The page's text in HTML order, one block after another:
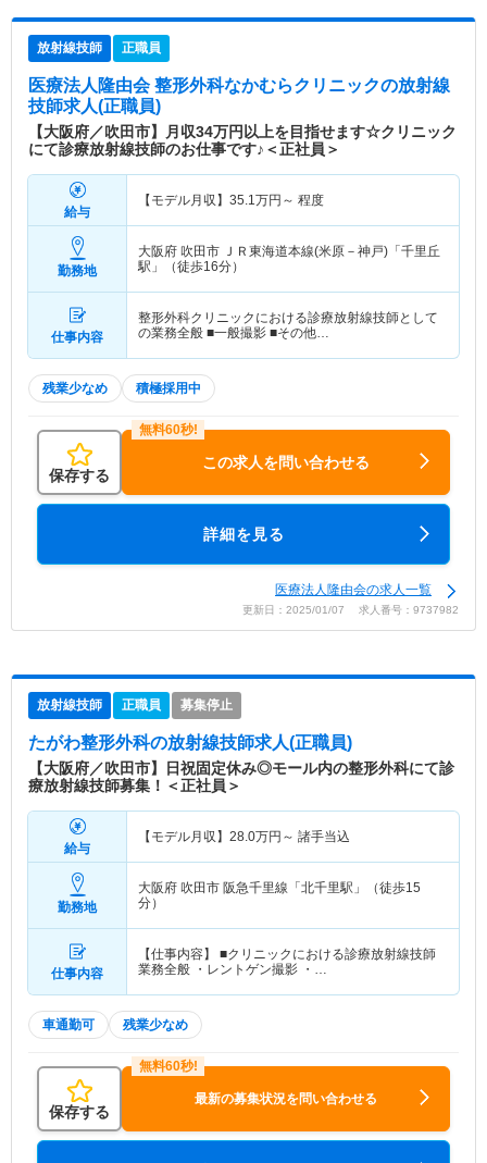
放射線技師 正職員
医療法人隆由会 整形外科なかむらクリニックの放射線
技師求人(正職員)
【大阪府／吹田市】月収34万円以上を目指せます☆クリニック
にて診療放射線技師のお仕事です♪＜正社員＞
給与
【モデル月収】 35.1万円～ 程度
勤務地
大阪府 吹田市 ＪＲ東海道本線(米原－神戸)「千里丘
駅」（徒歩16分）
仕事内容
整形外科クリニックにおける診療放射線技師として
の業務全般 ■一般撮影 ■その他…
残業少なめ 積極採用中
保存する
この求人を問い合わせる
詳細を見る
医療法人隆由会の求人一覧
更新日：2025/01/07 求人番号：9737982
放射線技師 正職員 募集停止
たがわ整形外科の放射線技師求人(正職員)
【大阪府／吹田市】日祝固定休み◎モール内の整形外科にて診
療放射線技師募集！＜正社員＞
給与
【モデル月収】 28.0万円～ 諸手当込
勤務地
大阪府 吹田市 阪急千里線「北千里駅」（徒歩15
分）
仕事内容
【仕事内容】 ■クリニックにおける診療放射線技師
業務全般 ・レントゲン撮影 ・…
車通勤可 残業少なめ
保存する
最新の募集状況を問い合わせる